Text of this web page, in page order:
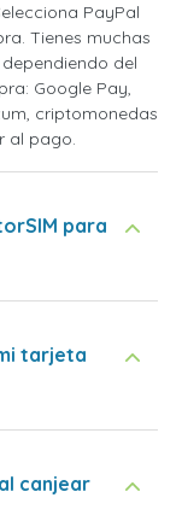
PayPal
Tienes muchas
del
Google Pay,
criptomonedas
al pago.
para
tarjeta
canjear